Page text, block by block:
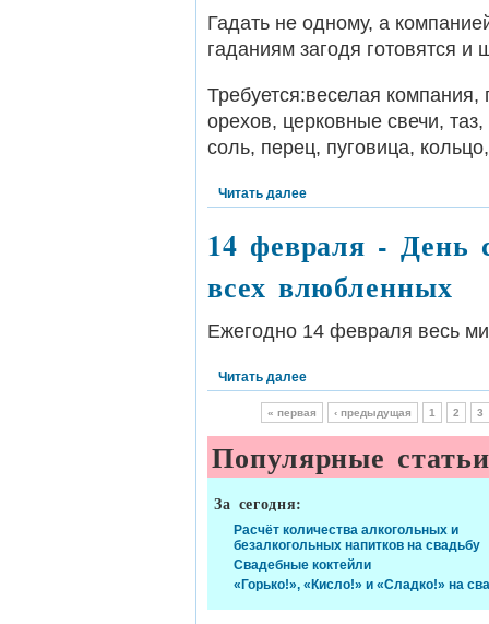
Гадать не одному, а
гаданиям загодя готовятся и
Требуется:веселая компания,
орехов, церковные свечи,
соль, перец, пуговица,
Читать далее
14 февраля - День
всех влюбленных
Ежегодно 14 февраля весь
Читать далее
« первая ‹ предыдущая 1 2 3
Популярные статьи
За сегодня:
Расчёт количества алкогольных и
безалкогольных напитков на свадьбу
Свадебные коктейли
«Горько!», «Кисло!» и «Сладко!» на